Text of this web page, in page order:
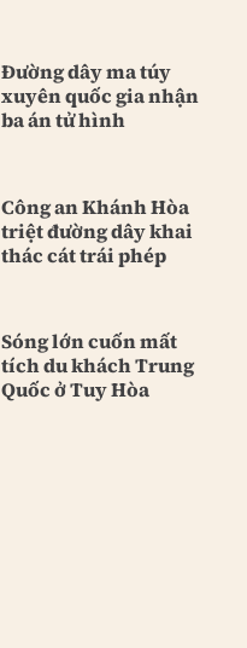
Đường dây ma túy
xuyên quốc gia nhận
ba án tử hình
Công an Khánh Hòa
triệt đường dây khai
thác cát trái phép
Sóng lớn cuốn mất
tích du khách Trung
Quốc ở Tuy Hòa